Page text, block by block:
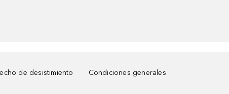
de desistimiento
Condiciones generales